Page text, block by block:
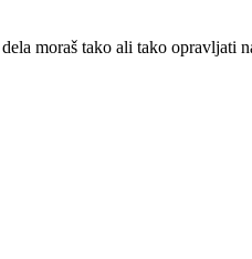
moraš tako ali tako opravljati